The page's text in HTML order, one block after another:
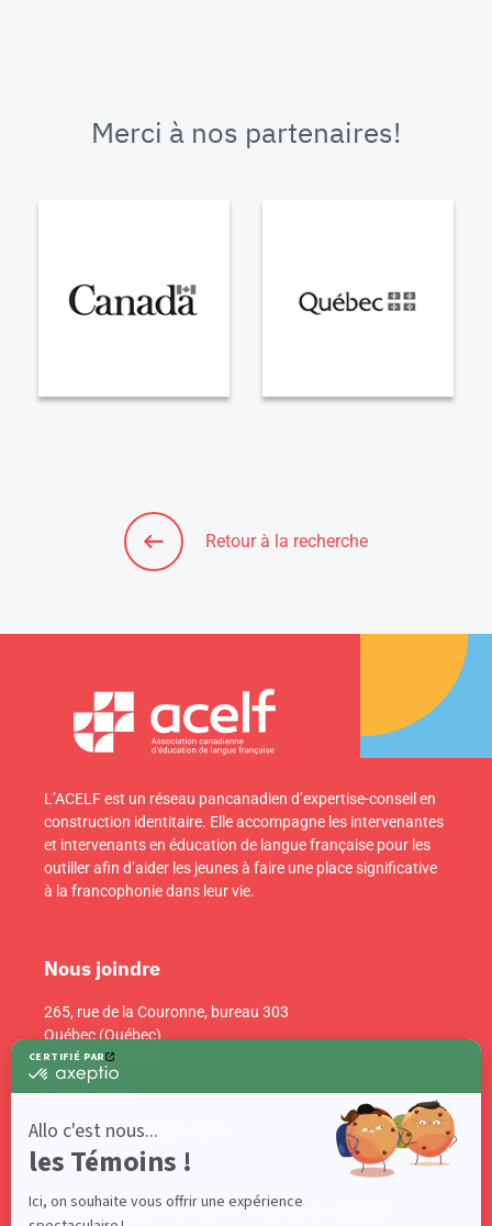
Merci à nos partenaires!
Retour à la recherche
L’ACELF est un réseau pancanadien d’expertise-conseil en
construction identitaire. Elle accompagne les intervenantes
et intervenants en éducation de langue française pour les
outiller afin d’aider les jeunes à faire une place significative
à la francophonie dans leur vie.
Suivez-nous sur nos réseaux sociaux!
Nous joindre
265, rue de la Couronne, bureau 303
Québec (Québec)
Canada G1K 6E1
info@acelf.ca
Téléphone : 418 681-4661